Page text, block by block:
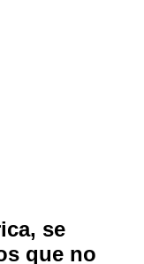
se
que no